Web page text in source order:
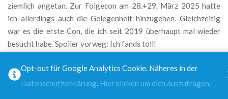
ziemlich angetan. Zur Folgecon am 28.+29. März 2025 hatte
ich allerdings auch die Gelegenheit hinzugehen. Gleichzeitig
war es die erste Con, die ich seit 2019 überhaupt mal wieder
besucht habe. Spoiler vorweg: Ich fands toll!
LOCAT
ION &
Opt-out für Google Analytics Cookie. Näheres in der
Datenschutzerklärung. Hier klicken um dich auszutragen.